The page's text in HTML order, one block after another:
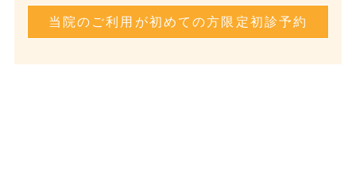
当院のご利用が初めての方限定初診予約